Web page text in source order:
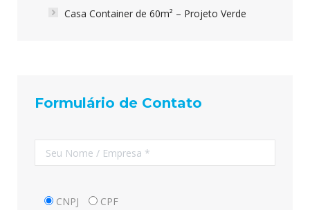
Casa Container de 60m² – Projeto Verde
Formulário de Contato
CNPJ CPF